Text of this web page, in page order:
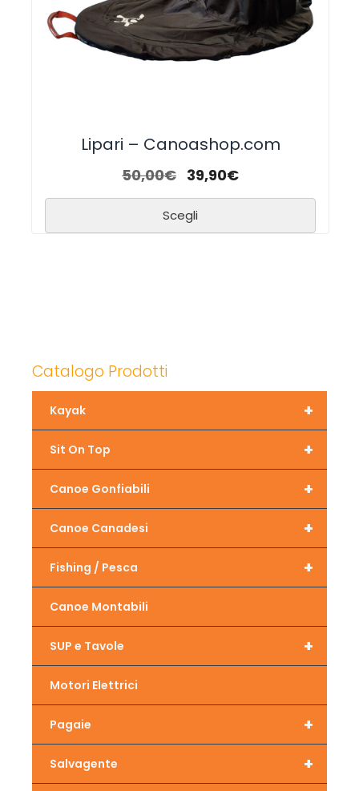
Lipari – Canoashop.com
50,00€ 39,90€
Scegli
Catalogo Prodotti
+
Kayak
+
Sit On Top
+
Canoe Gonfiabili
+
Canoe Canadesi
+
Fishing / Pesca
Canoe Montabili
+
SUP e Tavole
Motori Elettrici
+
Pagaie
+
Salvagente